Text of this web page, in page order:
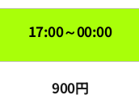
17:00～00:00
900円